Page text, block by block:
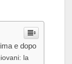
e dopo
la